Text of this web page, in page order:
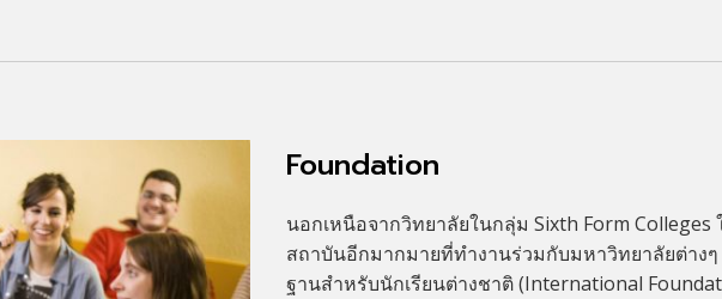
Foundation
นอกเหนือจากวิทยาลัยในกลุ่ม Sixth Form
สถาบันอีกมากมายที่ทำงานร่วมกับมหาวิทยาลัยต่าง
ฐานสำหรับนักเรียนต่างชาติ (International